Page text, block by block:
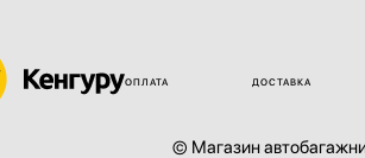
ОПЛАТА ДОСТАВКА
© Магазин